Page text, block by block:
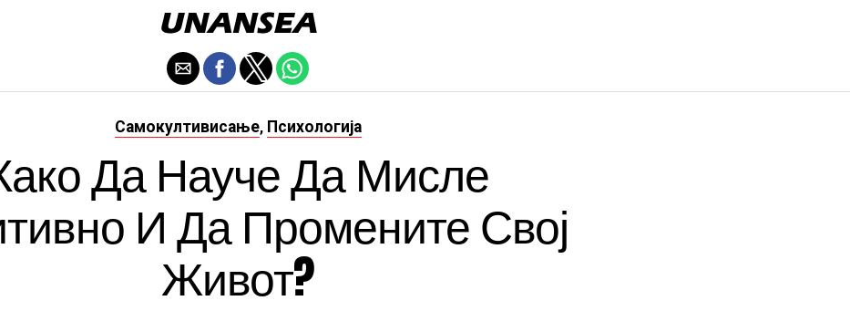
Самокултивисање, Психологија
Да Науче Да Мисле
И Да Промените Свој
Живот?